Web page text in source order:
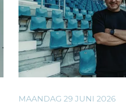
MAANDAG 29 JUNI 2026